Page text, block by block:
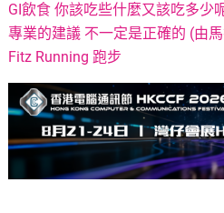
GI飲食 你該吃些什麼又該吃多少
專業的建議 不一定是正確的 (由
Fitz Running 跑步